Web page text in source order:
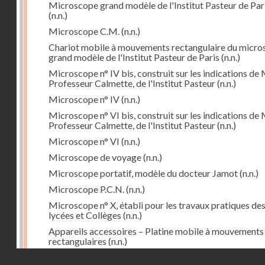
Microscope grand modèle de l'Institut Pasteur de
(n.n.)
Microscope C.M. (n.n.)
Chariot mobile à mouvements rectangulaire du
grand modèle de l'Institut Pasteur de Paris (n.n.)
Microscope n° IV bis, construit sur les indications de
Professeur Calmette, de l'Institut Pasteur(n.n.)
Microscope n° IV(n.n.)
Microscope n° VI bis, construit sur les indications de
Professeur Calmette, de l'Institut Pasteur(n.n.)
Microscope n° VI (n.n.)
Microscope de voyage(n.n.)
Microscope portatif, modèle du docteur Jamot(n.n.)
Microscope P.C.N. (n.n.)
Microscope n° X, établi pour les travaux pratiques des
lycées et Collèges (n.n.)
Appareils accessoires – Platine mobile à mouvements
rectangulaires (n.n.)